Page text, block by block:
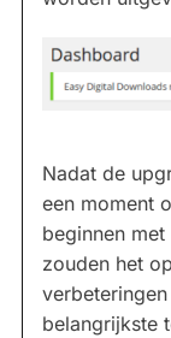
Nadat de
een moment
beginnen
zouden het
belangrijkste